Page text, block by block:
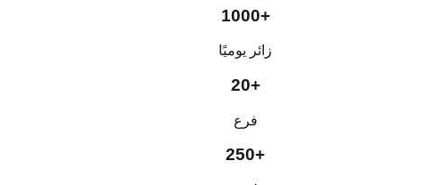
1000+
زائر يوميًا
20+
فرع
250+